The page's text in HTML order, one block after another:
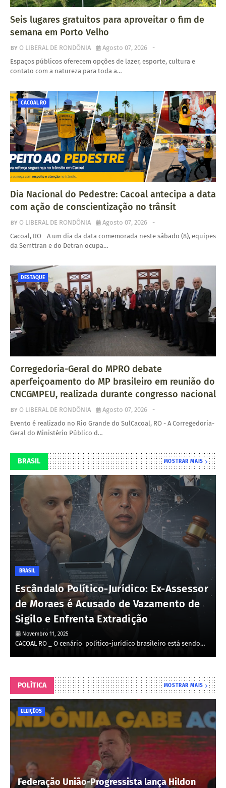
E
Seis lugares gratuitos para aproveitar o fim de
semana em Porto Velho
O LIBERAL DE RONDÔNIA -
Agosto 07, 2026
Espaços públicos oferecem opções de lazer, esporte, cultura e
contato com a natureza para toda a…
CACOAL RO
Dia Nacional do Pedestre: Cacoal antecipa a data
com ação de conscientização no trânsit
O LIBERAL DE RONDÔNIA -
Agosto 07, 2026
Cacoal, RO - A um dia da data comemorada neste sábado (8), equipes
da Semttran e do Detran ocupa…
DESTAQUE
Corregedoria-Geral do MPRO debate
aperfeiçoamento do MP brasileiro em reunião do
CNCGMPEU, realizada durante congresso nacional
O LIBERAL DE RONDÔNIA -
Agosto 07, 2026
Evento é realizado no Rio Grande do SulCacoal, RO - A Corregedoria-
Geral do Ministério Público d…
BRASIL MOSTRAR MAIS
BRASIL
Escândalo Político-Jurídico: Ex-Assessor
de Moraes é Acusado de Vazamento de
Sigilo e Enfrenta Extradição
Novembro 11, 2025
CACOAL RO _ O cenário político-jurídico brasileiro está sendo…
POLÍTICA MOSTRAR MAIS
ELEIÇÊOS
Federação União-Progressista lança Hildon